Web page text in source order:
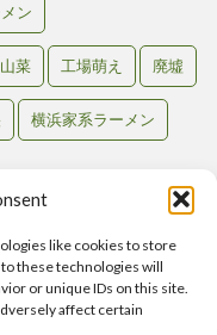
like cookies to store
these technologies will
or unique IDs on this site.
affect certain
ン
山菜 工場萌え 廃墟
横浜家系ラーメン